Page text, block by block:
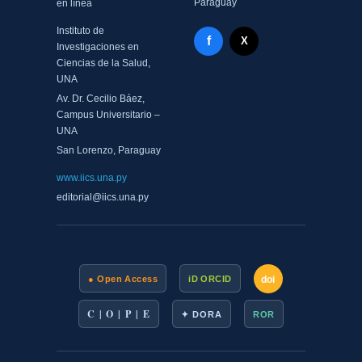
en línea
Instituto de
Investigaciones en
Ciencias de la Salud,
UNA
Av. Dr. Cecilio Báez,
Campus Universitario –
UNA
San Lorenzo, Paraguay
www.iics.una.py
editorial@iics.una.py
Facebook - Memorias del
f X Twitter - MIICS UNA
X
● Open Access iD ORCID doi
C | O | P | E ✦ DORA ROR